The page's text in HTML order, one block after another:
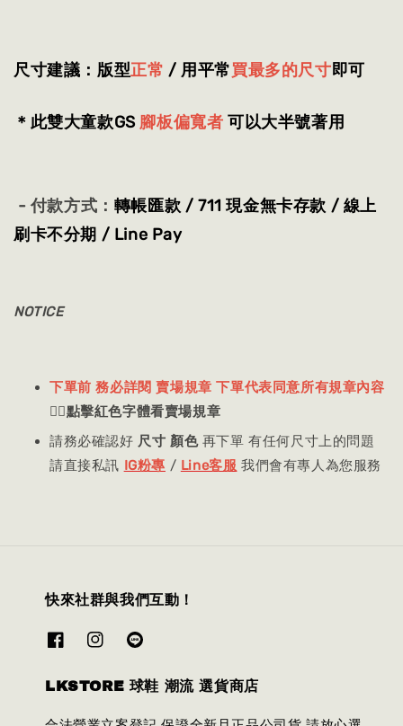
尺寸建議：版型正常 / 用平常買最多的尺寸即可
＊此雙大童款GS 腳板偏寬者 可以大半號著用
- 付款方式： 轉帳匯款 / 711 現金無卡存款 / 線上
刷卡不分期 / Line Pay
NOTICE
下單前 務必詳閱 賣場規章 下單代表同意所有規章內容
👈🏻點擊紅色字體看賣場規章
請務必確認好 尺寸 顏色再下單 有任何尺寸上的問題
請直接私訊 IG粉專 / Line客服 我們會有專人為您服務
快來社群與我們互動！
LKSTORE 球鞋 潮流 選貨商店